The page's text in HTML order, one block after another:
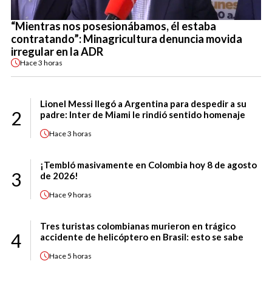
“Mientras nos posesionábamos, él estaba
contratando”: Minagricultura denuncia movida
irregular en la ADR
Hace3 horas
2
Lionel Messi llegó a Argentina para despedir a su
padre: Inter de Miami le rindió sentido homenaje
Hace3 horas
3
¡Tembló masivamente en Colombia hoy 8 de agosto
de 2026!
Hace 9 horas
4
Tres turistas colombianas murieron en trágico
accidente de helicóptero en Brasil: esto se sabe
Hace5 horas